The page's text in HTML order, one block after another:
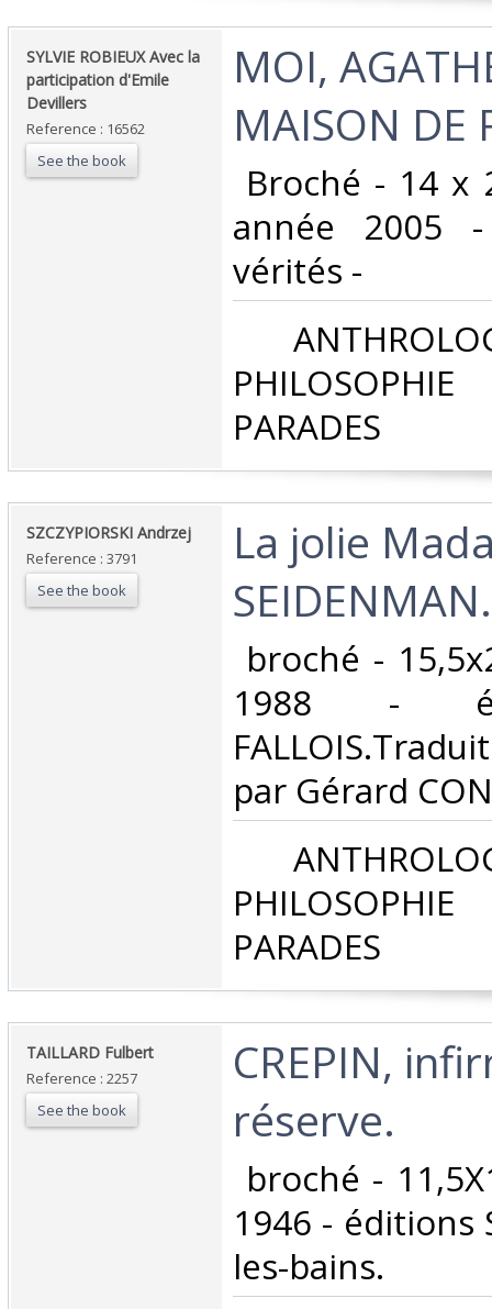
‎SYLVIE ROBIEUX Avec la
participation d'Emile
Devillers ‎
Reference : 16562
See the book
‎MOI,
MAISON DE
Broché - 14 x
année 2005
vérités - ‎
PHILOSOPHIE
PARADES‎
‎SZCZYPIORSKI Andrzej‎
Reference : 3791
See the book
‎La jolie
SEIDENMAN.‎
broché -
1988 -
par Gérard
PHILOSOPHIE
PARADES‎
‎TAILLARD Fulbert‎
Reference : 2257
See the book
‎CREPIN,
réserve.‎
broché -
1946 - éditions
les-bains.‎